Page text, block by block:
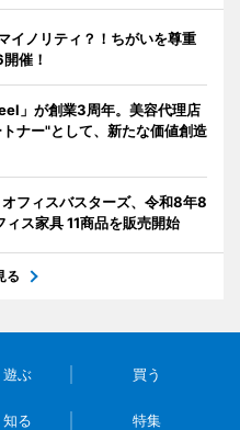
イノリティ？！ちがいを尊重
催！
」が創業3周年。美容代理店
ナー"として、新たな価値創造
フィスバスターズ、令和8年8
ス家具 11商品を販売開始
る
遊ぶ 買う
る 特集